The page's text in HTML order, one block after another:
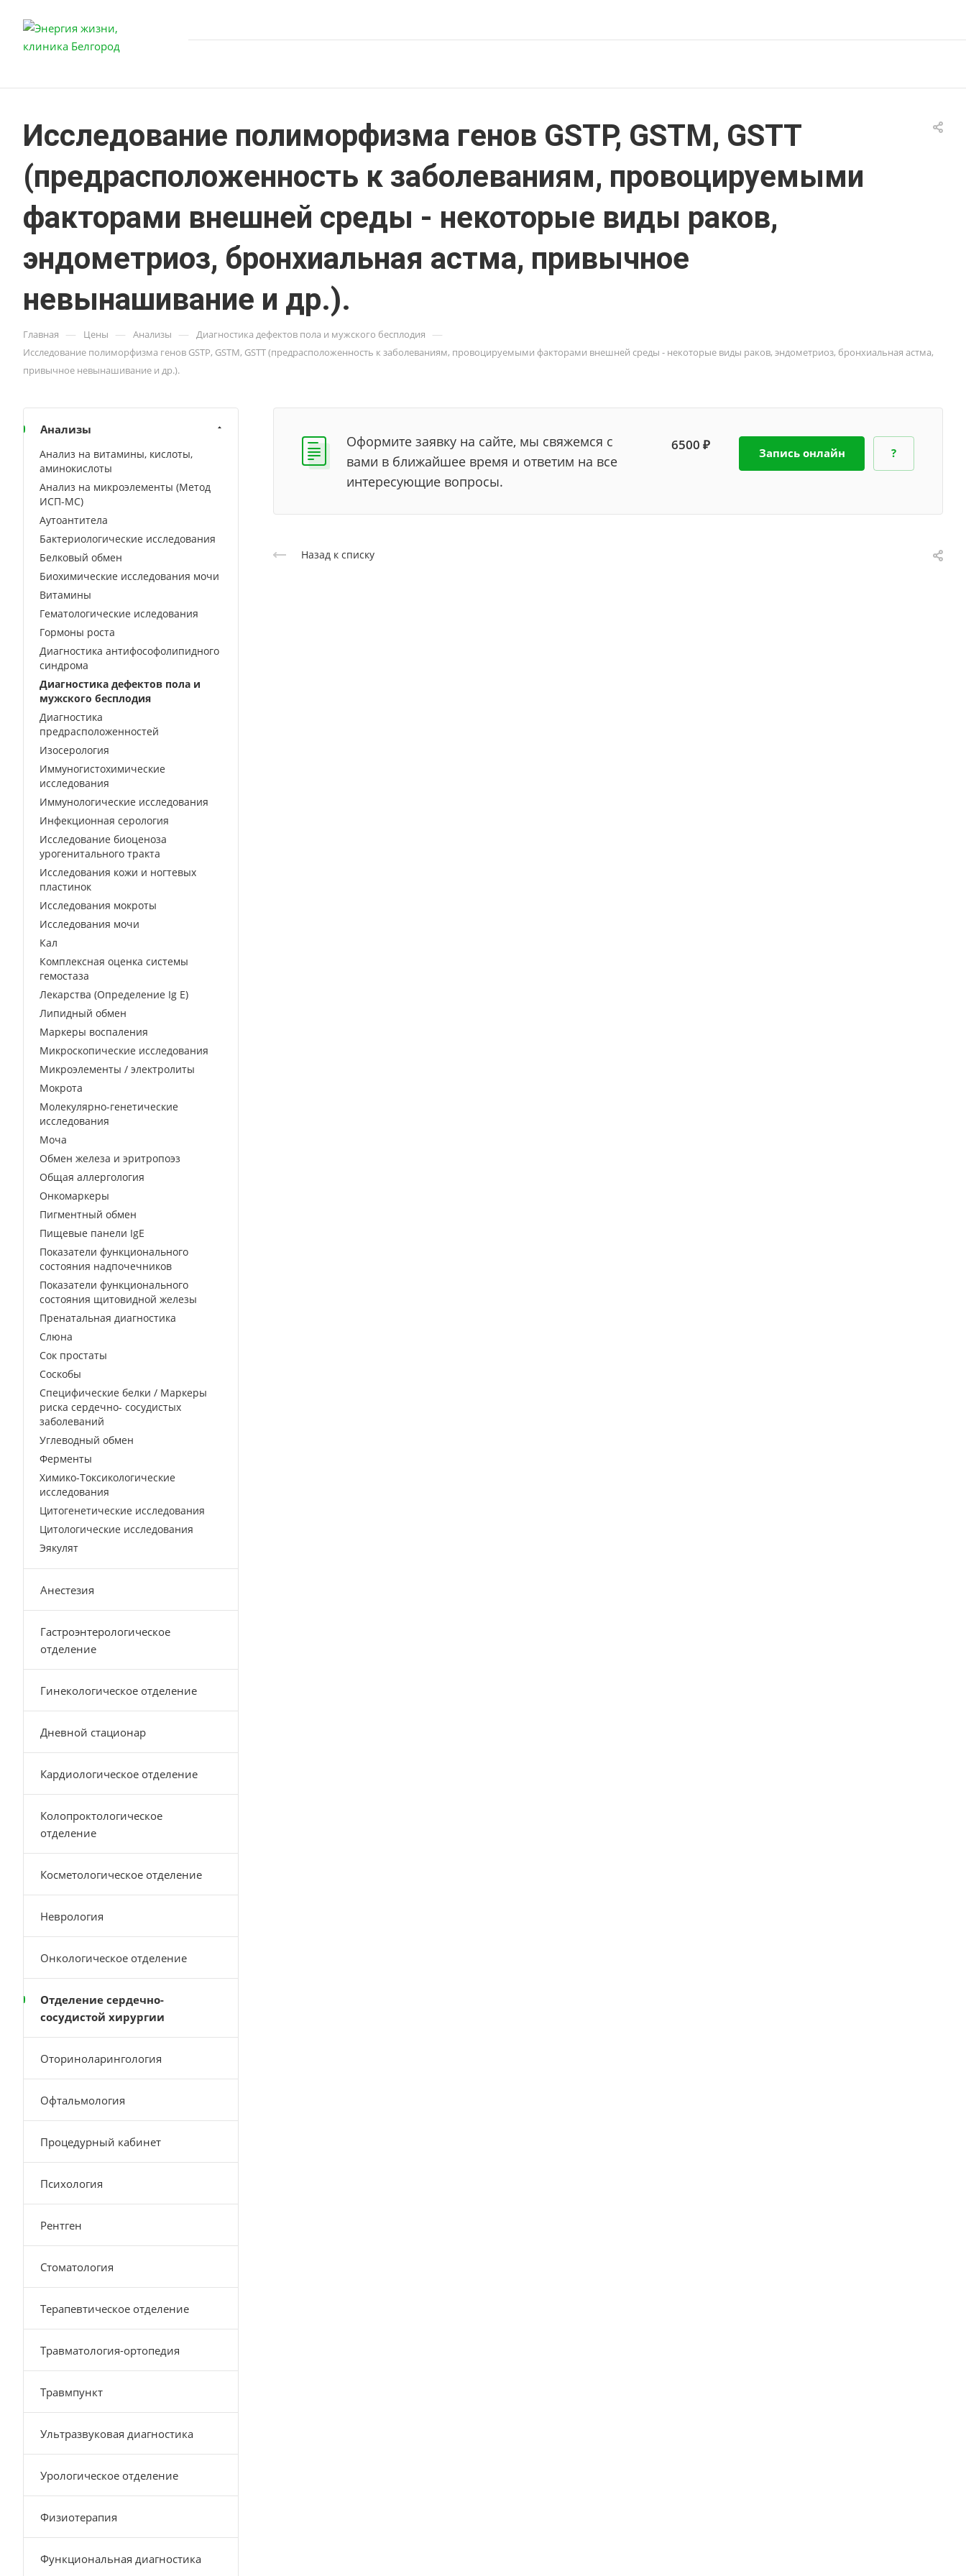
Исследование полиморфизма генов GSTP, GSTM, GSTT
(предрасположенность к заболеваниям, провоцируемыми
факторами внешней среды - некоторые виды раков,
эндометриоз, бронхиальная астма, привычное
невынашивание и др.).
Главная — Цены — Анализы — Диагностика дефектов пола и мужского бесплодия —
Исследование полиморфизма генов GSTP, GSTM, GSTT (предрасположенность к заболеваниям, провоцируемыми факторами внешней среды - некоторые виды раков, эндометриоз, бронхиальная астма,
привычное невынашивание и др.).
Оформите заявку на сайте, мы свяжемся с
вами в ближайшее время и ответим на все
интересующие вопросы.
6500 ₽ Запись онлайн ?
Назад к списку
Анализы
Анализ на витамины, кислоты,
аминокислоты
Анализ на микроэлементы (Метод
ИСП-МС)
Аутоантитела
Бактериологические исследования
Белковый обмен
Биохимические исследования мочи
Витамины
Гематологические иследования
Гормоны роста
Диагностика антифософолипидного
синдрома
Диагностика дефектов пола и
мужского бесплодия
Диагностика
предрасположенностей
Изосерология
Иммуногистохимические
исследования
Иммунологические исследования
Инфекционная серология
Исследование биоценоза
урогенитального тракта
Исследования кожи и ногтевых
пластинок
Исследования мокроты
Исследования мочи
Кал
Комплексная оценка системы
гемостаза
Лекарства (Определение Ig E)
Липидный обмен
Маркеры воспаления
Микроскопические исследования
Микроэлементы / электролиты
Мокрота
Молекулярно-генетические
исследования
Моча
Обмен железа и эритропоэз
Общая аллергология
Онкомаркеры
Пигментный обмен
Пищевые панели IgE
Показатели функционального
состояния надпочечников
Показатели функционального
состояния щитовидной железы
Пренатальная диагностика
Слюна
Сок простаты
Соскобы
Специфические белки / Маркеры
риска сердечно- сосудистых
заболеваний
Углеводный обмен
Ферменты
Химико-Токсикологические
исследования
Цитогенетические исследования
Цитологические исследования
Эякулят
Анестезия
Гастроэнтерологическое
отделение
Гинекологическое отделение
Дневной стационар
Кардиологическое отделение
Колопроктологическое
отделение
Косметологическое отделение
Неврология
Онкологическое отделение
Отделение сердечно-
сосудистой хирургии
Оториноларингология
Офтальмология
Процедурный кабинет
Психология
Рентген
Стоматология
Терапевтическое отделение
Травматология-ортопедия
Травмпункт
Ультразвуковая диагностика
Урологическое отделение
Физиотерапия
Функциональная диагностика